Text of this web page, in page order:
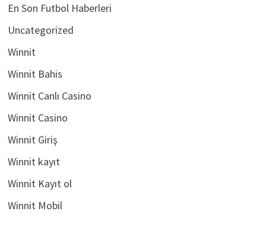
En Son Futbol Haberleri
Uncategorized
Winnit
Winnit Bahis
Winnit Canlı Casino
Winnit Casino
Winnit Giriş
Winnit kayıt
Winnit Kayıt ol
Winnit Mobil